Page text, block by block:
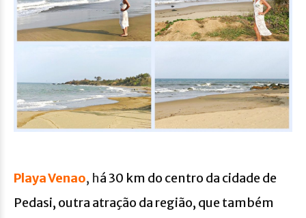
Playa Venao, há 30 km do centro da cidade de
Pedasi, outra atração da região, que também